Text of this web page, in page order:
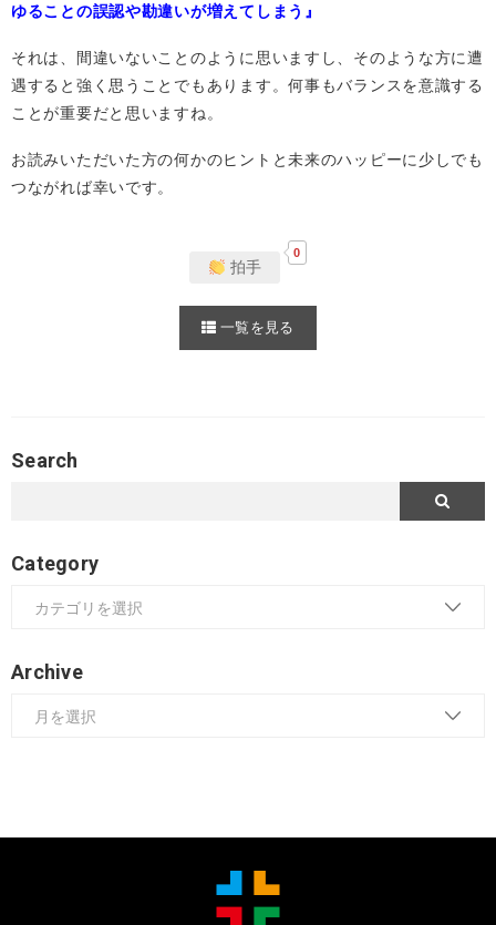
ゆることの誤認や勘違いが増えてしまう』
それは、間違いないことのように思いますし、そのような方に遭
遇すると強く思うことでもあります。何事もバランスを意識する
ことが重要だと思いますね。
お読みいただいた方の何かのヒントと未来のハッピーに少しでも
つながれば幸いです。
拍手
0
一覧を見る
Search
Category
Archive